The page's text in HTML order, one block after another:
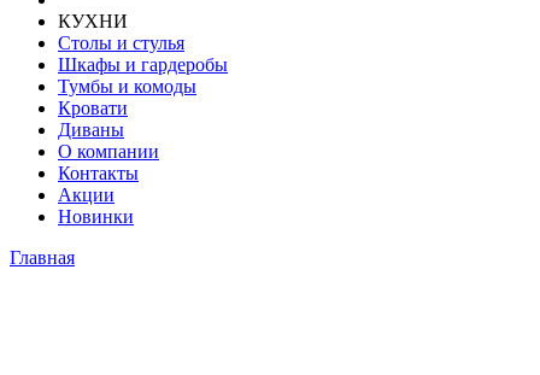
КУХНИ
Столы и стулья
Шкафы и гардеробы
Тумбы и комоды
Кровати
Диваны
О компании
Контакты
Акции
Новинки
Главная